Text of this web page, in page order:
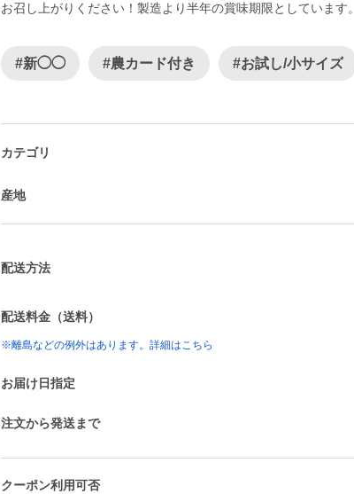
お召し上がりください！製造より半年の賞味期限としています。
#新◯◯ #農カード付き #お試し/小サイズ
カテゴリ
産地
配送方法
配送料金（送料）
※離島などの例外はあります。詳細はこちら
お届け日指定
注文から発送まで
クーポン利用可否